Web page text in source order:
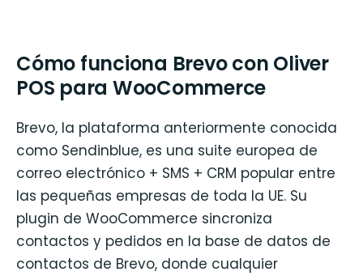
Cómo funciona Brevo con Oliver
POS para WooCommerce
Brevo, la plataforma anteriormente conocida
como Sendinblue, es una suite europea de
correo electrónico + SMS + CRM popular entre
las pequeñas empresas de toda la UE. Su
plugin de WooCommerce sincroniza
contactos y pedidos en la base de datos de
contactos de Brevo, donde cualquier